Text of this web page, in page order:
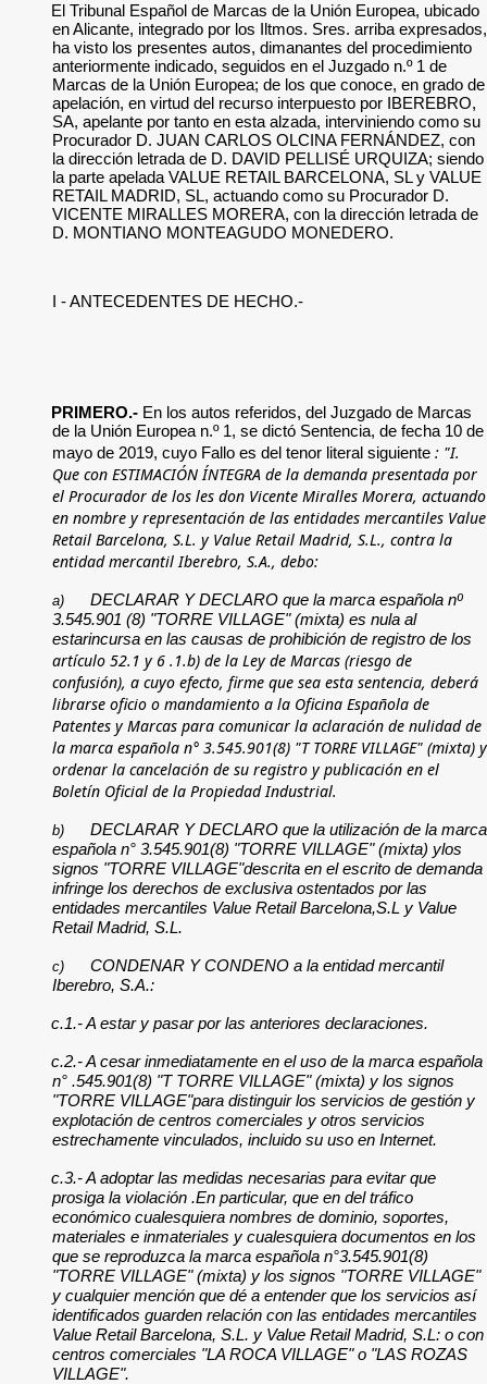
El Tribunal Español de Marcas de la Unión Europea, ubicado
en Alicante, integrado por los Iltmos. Sres. arriba expresados,
ha visto los presentes autos, dimanantes del procedimiento
anteriormente indicado, seguidos en el Juzgado n.º 1 de
Marcas de la Unión Europea; de los que conoce, en grado de
apelación, en virtud del recurso interpuesto por IBEREBRO,
SA, apelante por tanto en esta alzada, interviniendo como su
Procurador D. JUAN CARLOS OLCINA FERNÁNDEZ, con
la dirección letrada de D. DAVID PELLISÉ URQUIZA; siendo
la parte apelada VALUE RETAIL BARCELONA, SL y VALUE
RETAIL MADRID, SL, actuando como su Procurador D.
VICENTE MIRALLES MORERA, con la dirección letrada de
D. MONTIANO MONTEAGUDO MONEDERO.
I - ANTECEDENTES DE HECHO.-
PRIMERO.- En los autos referidos, del Juzgado de Marcas
de la Unión Europea n.º 1, se dictó Sentencia, de fecha 10 de
mayo de 2019, cuyo Fallo es del tenor literal siguiente : "I.
Que con ESTIMACIÓN ÍNTEGRA de la demanda presentada por
el Procurador de los les don Vicente Miralles Morera, actuando
en nombre y representación de las entidades mercantiles Value
Retail Barcelona, S.L. y Value Retail Madrid, S.L., contra la
entidad mercantil Iberebro, S.A., debo:
a)
DECLARAR Y DECLARO que la marca española nº
3.545.901 (8) "TORRE VILLAGE" (mixta) es nula al
estarincursa en las causas de prohibición de registro de los
artículo 52.1 y 6 .1.b) de la Ley de Marcas (riesgo de
confusión), a cuyo efecto, firme que sea esta sentencia, deberá
librarse oficio o mandamiento a la Oficina Española de
Patentes y Marcas para comunicar la aclaración de nulidad de
la marca española n° 3.545.901(8) "T TORRE VILLAGE" (mixta) y
ordenar la cancelación de su registro y publicación en el
Boletín Oficial de la Propiedad Industrial.
b)
DECLARAR Y DECLARO que la utilización de la marca
española n° 3.545.901(8) "TORRE VILLAGE" (mixta) ylos
signos "TORRE VILLAGE"descrita en el escrito de demanda
infringe los derechos de exclusiva ostentados por las
entidades mercantiles Value Retail Barcelona,S.L y Value
Retail Madrid, S.L.
c)
CONDENAR Y CONDENO a la entidad mercantil
Iberebro, S.A.:
c.1.- A estar y pasar por las anteriores declaraciones.
c.2.- A cesar inmediatamente en el uso de la marca española
n° .545.901(8) "T TORRE VILLAGE" (mixta) y los signos
"TORRE VILLAGE"para distinguir los servicios de gestión y
explotación de centros comerciales y otros servicios
estrechamente vinculados, incluido su uso en Internet.
c.3.- A adoptar las medidas necesarias para evitar que
prosiga la violación .En particular, que en del tráfico
económico cualesquiera nombres de dominio, soportes,
materiales e inmateriales y cualesquiera documentos en los
que se reproduzca la marca española n°3.545.901(8)
"TORRE VILLAGE" (mixta) y los signos "TORRE VILLAGE"
y cualquier mención que dé a entender que los servicios así
identificados guarden relación con las entidades mercantiles
Value Retail Barcelona, S.L. y Value Retail Madrid, S.L: o con
centros comerciales "LA ROCA VILLAGE" o "LAS ROZAS
VILLAGE".